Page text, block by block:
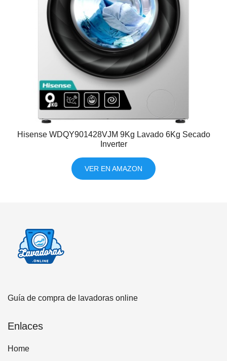
Hisense WDQY901428VJM 9Kg Lavado 6Kg Secado
Inverter
VER EN AMAZON
Guía de compra de lavadoras online
Enlaces
Home